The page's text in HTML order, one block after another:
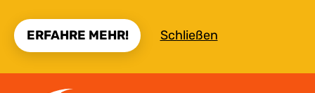
ERFAHRE MEHR! Schließen